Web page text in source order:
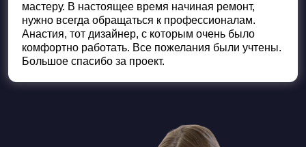
мастеру. В настоящее время начиная ремонт,
нужно всегда обращаться к профессионалам.
Анастия, тот дизайнер, с которым очень было
комфортно работать. Все пожелания были учтены.
Большое спасибо за проект.